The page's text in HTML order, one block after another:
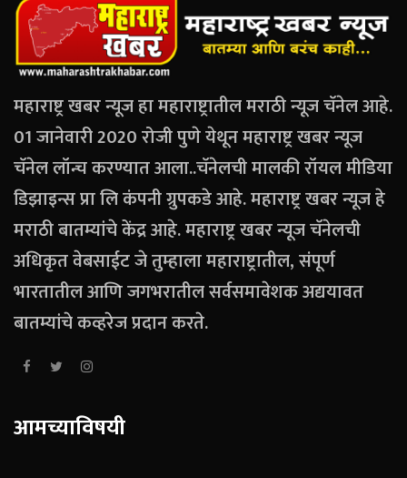
महाराष्ट्र खबर न्यूज हा महाराष्ट्रातील मराठी न्यूज चॅनेल आहे.
01 जानेवारी 2020 रोजी पुणे येथून महाराष्ट्र खबर न्यूज
चॅनेल लॉन्च करण्यात आला..चॅनेलची मालकी रॉयल मीडिया
डिझाइन्स प्रा लि कंपनी ग्रुपकडे आहे. महाराष्ट्र खबर न्यूज हे
मराठी बातम्यांचे केंद्र आहे. महाराष्ट्र खबर न्यूज चॅनेलची
अधिकृत वेबसाईट जे तुम्हाला महाराष्ट्रातील, संपूर्ण
भारतातील आणि जगभरातील सर्वसमावेशक अद्ययावत
बातम्यांचे कव्हरेज प्रदान करते.
आमच्याविषयी